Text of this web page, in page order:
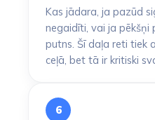
Kas jādara, ja pazūd
negaidīti, vai ja pēkšņi
putns. Šī daļa reti tiek
ceļā, bet tā ir kritiski
6